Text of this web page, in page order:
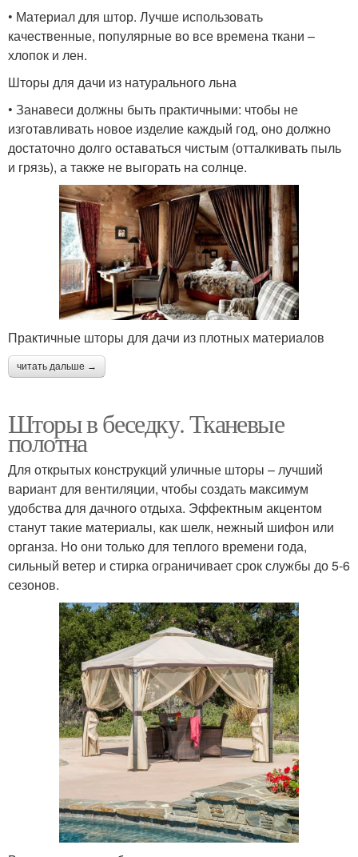
• Материал для штор. Лучше использовать
качественные, популярные во все времена ткани –
хлопок и лен.
Шторы для дачи из натурального льна
• Занавеси должны быть практичными: чтобы не
изготавливать новое изделие каждый год, оно должно
достаточно долго оставаться чистым (отталкивать пыль
и грязь), а также не выгорать на солнце.
Практичные шторы для дачи из плотных материалов
читать дальше →
Шторы в беседку. Тканевые
полотна
Для открытых конструкций уличные шторы – лучший
вариант для вентиляции, чтобы создать максимум
удобства для дачного отдыха. Эффектным акцентом
станут такие материалы, как шелк, нежный шифон или
органза. Но они только для теплого времени года,
сильный ветер и стирка ограничивает срок службы до 5-6
сезонов.